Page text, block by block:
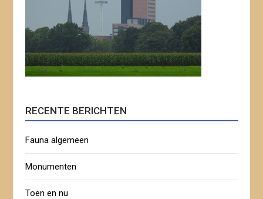
RECENTE BERICHTEN
Fauna algemeen
Monumenten
Toen en nu